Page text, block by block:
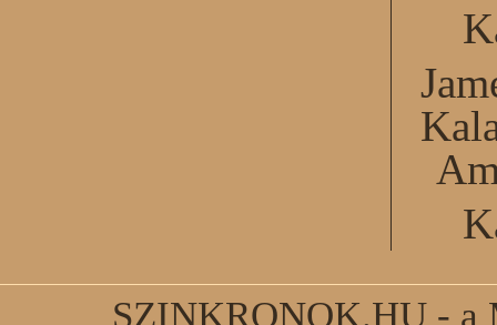
SZINKRONOK.HU - a